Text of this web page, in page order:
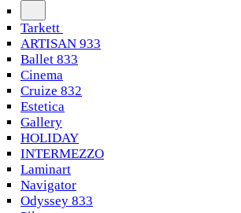
Tarkett
ARTISAN 933
Ballet 833
Cinema
Cruize 832
Estetica
Gallery
HOLIDAY
INTERMEZZO
Laminart
Navigator
Odyssey 833